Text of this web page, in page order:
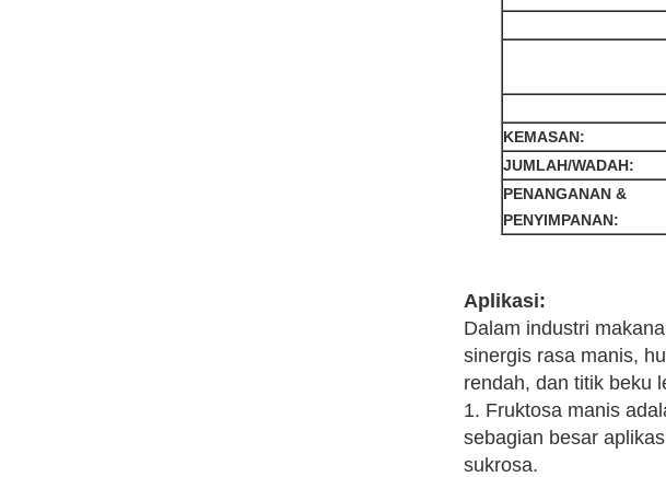
KEMASAN:
JUMLAH/WADAH:
PENANGANAN &
PENYIMPANAN:
Aplikasi:
Dalam industri
sinergis rasa manis,
rendah, dan titik beku
1. Fruktosa manis
sebagian besar
sukrosa.